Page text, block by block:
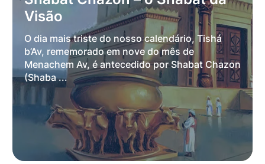
Visão
O dia mais triste do nosso calendário, Tishá
b’Av, rememorado em nove do mês de
Menachem Av, é antecedido por Shabat Chazon
(Shaba ...